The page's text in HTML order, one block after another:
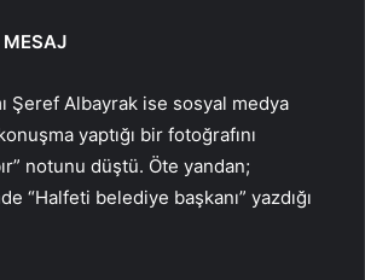
MESAJ
Şeref Albayrak ise sosyal medya
yaptığı bir fotoğrafını
notunu düştü. Öte yandan;
“Halfeti belediye başkanı” yazdığı